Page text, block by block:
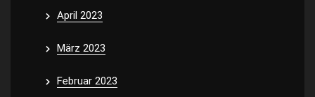
April 2023
März 2023
Februar 2023